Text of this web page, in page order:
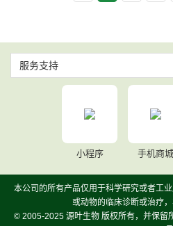
服务支持
小程序 手机商城
本公司的所有产品仅用于科学研究或者工
或动物的临床诊断或治疗，
© 2005-2025 源叶生物 版权所有，并保留